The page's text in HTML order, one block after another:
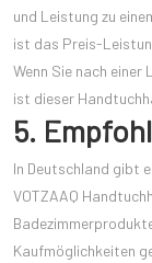
und Leistung zu
ist das Preis-
Wenn Sie nach
ist dieser
5.
In Deutschland gibt
VOTZAAQ
Kaufmöglichkeiten